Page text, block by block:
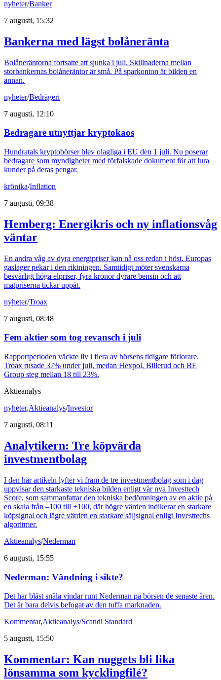
nyheter/Banker
7 augusti, 15:32
Bankerna med lägst bolåneränta
Bolåneräntorna fortsatte att sjunka i juli. Skillnaderna mellan
storbankernas bolåneräntor är små. På sparkonton är bilden en
annan.
nyheter/Bedrägeri
7 augusti, 12:10
Bedragare utnyttjar kryptokaos
Hundratals kryptobörser blev olagliga i EU den 1 juli. Nu poserar
bedragare som myndigheter med förfalskade dokument för att lura
kunder på deras pengar.
krönika/Inflation
7 augusti, 09:38
Hemberg: Energikris och ny inflationsvåg
väntar
En andra våg av dyra energipriser kan nå oss redan i höst. Europas
gaslager pekar i den riktningen. Samtidigt möter svenskarna
besvärligt höga elpriser, fyra kronor dyrare bensin och att
matpriserna tickar uppåt.
nyheter/Troax
7 augusti, 08:48
Fem aktier som tog revansch i juli
Rapportperioden väckte liv i flera av börsens tidigare förlorare.
Troax rusade 37% under juli, medan Hexpol, Billerud och BE
Group steg mellan 18 till 23%.
Aktieanalys
nyheter,Aktieanalys/Investor
7 augusti, 08:11
Analytikern: Tre köpvärda
investmentbolag
I den här artikeln lyfter vi fram de tre investmentbolag som i dag
uppvisar den starkaste tekniska bilden enligt vår nya Investtech
Score, som sammanfattar den tekniska bedömningen av en aktie på
en skala från –100 till +100, där högre värden indikerar en starkare
köpsignal och lägre värden en starkare säljsignal enligt Investtechs
algoritmer.
Aktieanalys/Nederman
6 augusti, 15:55
Nederman: Vändning i sikte?
Det har blåst snåla vindar runt Nederman på börsen de senaste åren.
Det är bara delvis befogat av den tuffa marknaden.
Kommentar,Aktieanalys/Scandi Standard
5 augusti, 15:50
Kommentar: Kan nuggets bli lika
lönsamma som kycklingfilé?